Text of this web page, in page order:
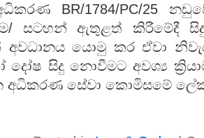
BR/1784/PC/25
සටහන් ඇතුළත් කිරීමේදී
යොමු කර ඒවා
දෝෂ සිදු නොවීමට අවශ්‍ය
අධිකරණ සේවා කොමිසමේ